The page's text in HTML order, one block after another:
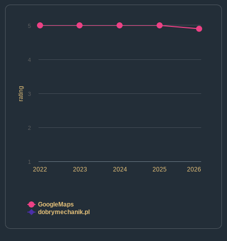
rating
2022 2024 2026
2023 2025
1
2
3
4
5
GoogleMaps
dobrymechanik.pl